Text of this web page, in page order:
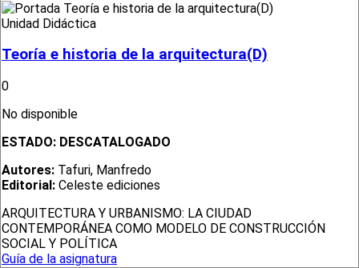
Unidad Didáctica
Teoría e historia de la arquitectura(D)
0
No disponible
ESTADO: DESCATALOGADO
Autores: Tafuri, Manfredo
Editorial: Celeste ediciones
ARQUITECTURA Y URBANISMO: LA CIUDAD
CONTEMPORÁNEA COMO MODELO DE CONSTRUCCIÓN
SOCIAL Y POLÍTICA
Guía de la asignatura